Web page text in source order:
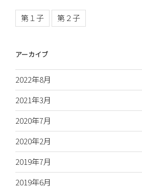
第１子 第２子
アーカイブ
2022年8月
2021年3月
2020年7月
2020年2月
2019年7月
2019年6月